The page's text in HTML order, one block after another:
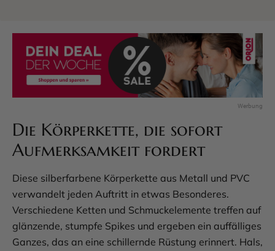
Die Körperkette, die sofort
Aufmerksamkeit fordert
Diese silberfarbene Körperkette aus Metall und PVC
verwandelt jeden Auftritt in etwas Besonderes.
Verschiedene Ketten und Schmuckelemente treffen auf
glänzende, stumpfe Spikes und ergeben ein auffälliges
Ganzes, das an eine schillernde Rüstung erinnert. Hals,